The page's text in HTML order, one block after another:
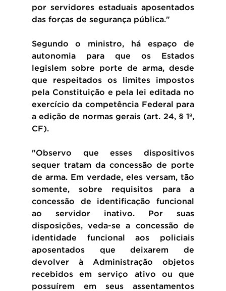
por servidores estaduais aposentados
das forças de segurança pública."
Segundo o ministro, há espaço de
autonomia para que os Estados
legislem sobre porte de arma, desde
que respeitados os limites impostos
pela Constituição e pela lei editada no
exercício da competência Federal para
a edição de normas gerais (art. 24, § 1º,
CF).
"Observo que esses dispositivos
sequer tratam da concessão de porte
de arma. Em verdade, eles versam, tão
somente, sobre requisitos para a
concessão de identificação funcional
ao servidor inativo. Por suas
disposições, veda-se a concessão de
identidade funcional aos policiais
aposentados que deixarem de
devolver à Administração objetos
recebidos em serviço ativo ou que
possuírem em seus assentamentos